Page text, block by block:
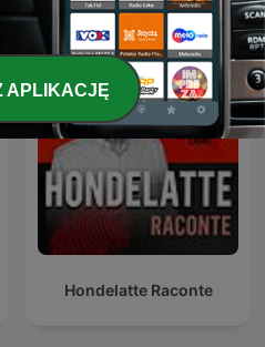
Hondelatte Raconte
APLIKACJĘ